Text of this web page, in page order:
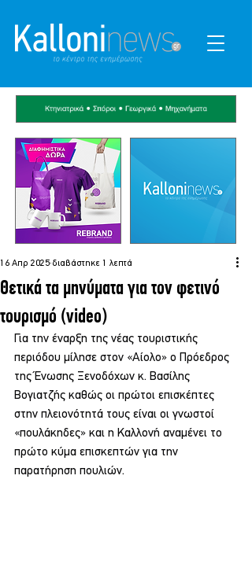
Θετικά τα μηνύματα για τον φετινό
τουρισμό (video)
16 Απρ 2025 διαβάστηκε 1 λεπτά
Για την έναρξη της νέας τουριστικής
περιόδου μίλησε στον «Αίολο» ο Πρόεδρος
της Ένωσης Ξενοδόχων κ. Βασίλης
Βογιατζής καθώς οι πρώτοι επισκέπτες
στην πλειονότητά τους είναι οι γνωστοί
«πουλάκηδες» και η Καλλονή αναμένει το
πρώτο κύμα επισκεπτών για την
παρατήρηση πουλιών.